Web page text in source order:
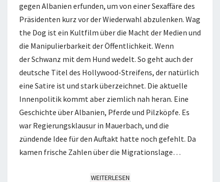
gegen Albanien erfunden, um von einer Sexaffäre des
Präsidenten kurz vor der Wiederwahl abzulenken. Wag
the Dog ist ein Kultfilm über die Macht der Medien und
die Manipulierbarkeit der Öffentlichkeit. Wenn
der Schwanz mit dem Hund wedelt. So geht auch der
deutsche Titel des Hollywood-Streifens, der natürlich
eine Satire ist und stark überzeichnet. Die aktuelle
Innenpolitik kommt aber ziemlich nah heran. Eine
Geschichte über Albanien, Pferde und Pilzköpfe. Es
war Regierungsklausur in Mauerbach, und die
zündende Idee für den Auftakt hatte noch gefehlt. Da
kamen frische Zahlen über die Migrationslage…
WEITERLESENWEITERLESEN